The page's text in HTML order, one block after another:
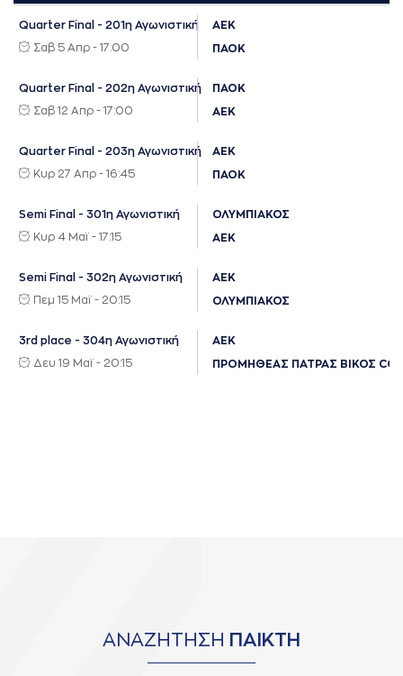
Quarter Final - 201η Αγωνιστική
Σαβ 5 Απρ - 17:00
ΑΕΚ
ΠΑΟΚ
Quarter Final - 202η Αγωνιστική
Σαβ 12 Απρ - 17:00
ΠΑΟΚ
ΑΕΚ
Quarter Final - 203η Αγωνιστική
Κυρ 27 Απρ - 16:45
ΑΕΚ
ΠΑΟΚ
Semi Final - 301η Αγωνιστική
Κυρ 4 Μαϊ - 17:15
ΟΛΥΜΠΙΑΚΟΣ
ΑΕΚ
Semi Final - 302η Αγωνιστική
Πεμ 15 Μαϊ - 20:15
ΑΕΚ
ΟΛΥΜΠΙΑΚΟΣ
3rd place - 304η Αγωνιστική
Δευ 19 Μαϊ - 20:15
ΑΕΚ
ΠΡΟΜΗΘΕΑΣ ΠΑΤΡΑΣ ΒΙΚΟΣ
ΑΝΑΖΗΤΗΣΗ ΠΑΙΚΤΗ